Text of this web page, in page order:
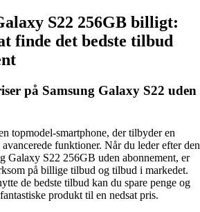
S22 256GB billigt:
finde det bedste tilbud
på Samsung Galaxy S22 uden
topmodel-smartphone, der tilbyder en
funktioner. Når du leder efter den
Galaxy S22 256GB uden abonnement, er
på billige tilbud og tilbud i markedet.
de bedste tilbud kan du spare penge og
produkt til en nedsat pris.